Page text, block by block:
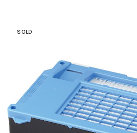
SOLD